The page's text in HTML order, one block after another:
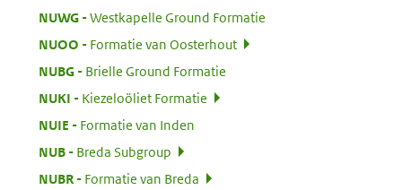
NUWG:
Westkapelle Ground Formatie
NUOO
Formatie van Oosterhout
NUBG:
Brielle Ground Formatie
NUKI
Kiezeloöliet Formatie
NUIE
Formatie van Inden
NUB:
Breda Subgroup
NUBR:
Formatie van Breda